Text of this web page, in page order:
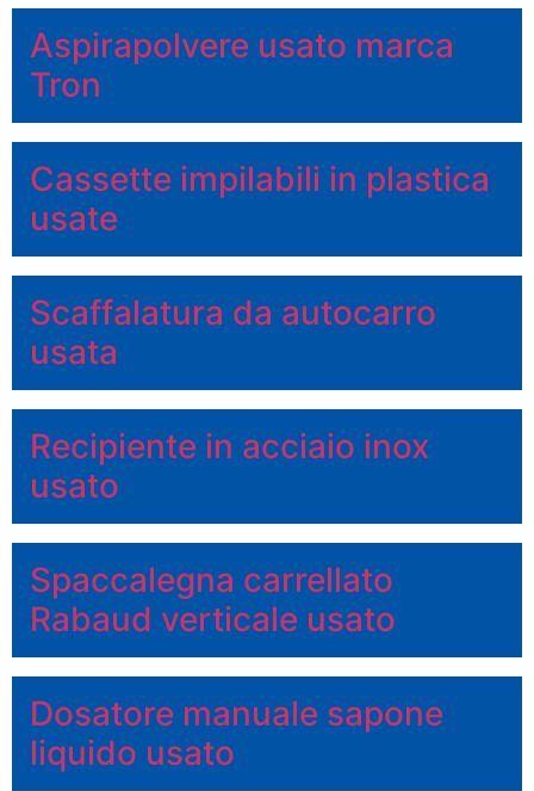
Aspirapolvere usato marca
Tron
Cassette impilabili in plastica
usate
Scaffalatura da autocarro
usata
Recipiente in acciaio inox
usato
Spaccalegna carrellato
Rabaud verticale usato
Dosatore manuale sapone
liquido usato